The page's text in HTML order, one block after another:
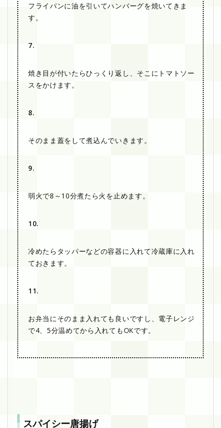
フライパンに油を引いてハンバーグを焼いてきま
す。
7.
焼き目が付いたらひっくり返し、そこにトマトソー
スをかけます。
8.
そのまま蓋をして煮込んでいきます。
9.
弱火で8～10分煮たら火を止めます。
10.
冷めたらタッパーなどの容器に入れて冷蔵庫に入れ
ておきます。
11.
お弁当にそのまま入れても良いですし、電子レンジ
で4、5分温めてから入れてもOKです。
スパイシー唐揚げ